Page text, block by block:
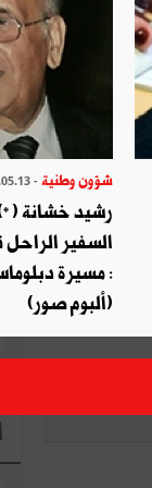
شؤون وطنية- 2024.05.13
رشيد خشانة (*)
السفير
: مسيرة
(ألبوم صور)